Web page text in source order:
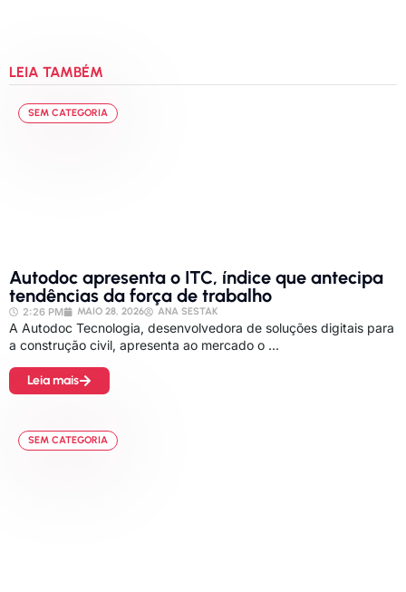
LEIA TAMBÉM
SEM CATEGORIA
Autodoc apresenta o ITC, índice que antecipa
tendências da força de trabalho
2:26 PM MAIO 28, 2026 ANA SESTAK
A Autodoc Tecnologia, desenvolvedora de soluções digitais para
a construção civil, apresenta ao mercado o ...
Leia mais
SEM CATEGORIA